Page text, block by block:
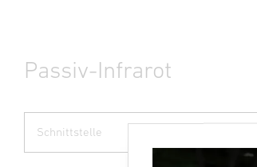
Passiv-Infrarot
Schnittstelle